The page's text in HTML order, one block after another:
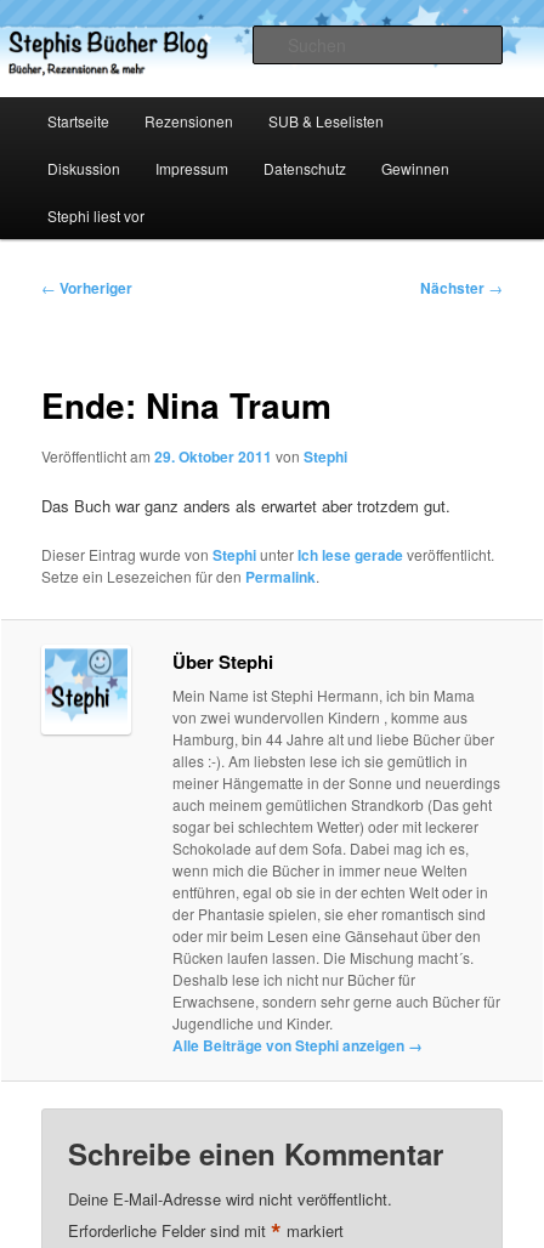
primären
Inhalt
Stephis Bücher Blog
Startseite Rezensionen SUB & Leselisten
Diskussion Impressum Datenschutz Gewinnen
Stephi liest vor
Beitragsnavigation
← Vorheriger Nächster →
Ende: Nina Traum
Veröffentlicht am29. Oktober 2011 vonStephi
Das Buch war ganz anders als erwartet aber trotzdem gut.
Dieser Eintrag wurde vonStephiunterIch lese geradeveröffentlicht.
Setze ein Lesezeichen für den Permalink.
Über Stephi
Mein Name ist Stephi Hermann, ich bin Mama
von zwei wundervollen Kindern , komme aus
Hamburg, bin 44 Jahre alt und liebe Bücher über
alles :-). Am liebsten lese ich sie gemütlich in
meiner Hängematte in der Sonne und neuerdings
auch meinem gemütlichen Strandkorb (Das geht
sogar bei schlechtem Wetter) oder mit leckerer
Schokolade auf dem Sofa. Dabei mag ich es,
wenn mich die Bücher in immer neue Welten
entführen, egal ob sie in der echten Welt oder in
der Phantasie spielen, sie eher romantisch sind
oder mir beim Lesen eine Gänsehaut über den
Rücken laufen lassen. Die Mischung macht´s.
Deshalb lese ich nicht nur Bücher für
Erwachsene, sondern sehr gerne auch Bücher für
Jugendliche und Kinder.
Alle Beiträge von Stephi anzeigen →
Schreibe einen Kommentar
Deine E-Mail-Adresse wird nicht veröffentlicht.
Erforderliche Felder sind mit* markiert